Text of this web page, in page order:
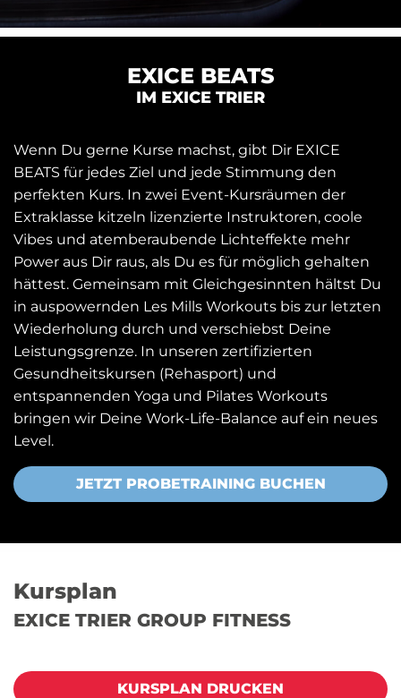
EXICE BEATS
IM EXICE TRIER
Wenn Du gerne Kurse machst, gibt Dir EXICE
BEATS für jedes Ziel und jede Stimmung den
perfekten Kurs. In zwei Event-Kursräumen der
Extraklasse kitzeln lizenzierte Instruktoren, coole
Vibes und atemberaubende Lichteffekte mehr
Power aus Dir raus, als Du es für möglich gehalten
hättest. Gemeinsam mit Gleichgesinnten hältst Du
in auspowernden Les Mills Workouts bis zur letzten
Wiederholung durch und verschiebst Deine
Leistungsgrenze. In unseren zertifizierten
Gesundheitskursen (Rehasport) und
entspannenden Yoga und Pilates Workouts
bringen wir Deine Work-Life-Balance auf ein neues
Level.
JETZT PROBETRAINING BUCHEN
Kursplan
EXICE TRIER GROUP FITNESS
KURSPLAN DRUCKEN